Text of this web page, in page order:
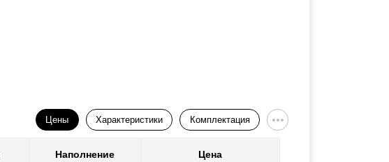
Цены Характеристики Комплектация
Наполнение Цена